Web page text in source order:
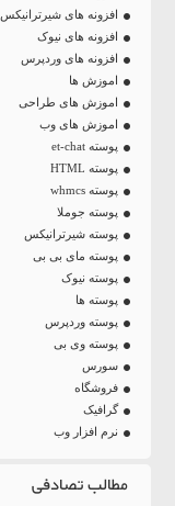
افزونه های شیرترانیکس
افزونه های نیوک
افزونه های وردپرس
اموزش ها
اموزش های طراحی
اموزش های وب
پوسته et-chat
پوسته HTML
پوسته whmcs
پوسته جوملا
پوسته شیرترانیکس
پوسته مای بی بی
پوسته نیوک
پوسته ها
پوسته وردپرس
پوسته وی بی
سورس
فروشگاه
گرافیک
نرم افزار وب
مطالب تصادفی